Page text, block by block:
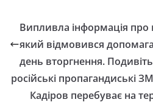
Випливла інформація про
який відмовився
день вторгнення.
російські пропагандиські
Кадіров перебуває на